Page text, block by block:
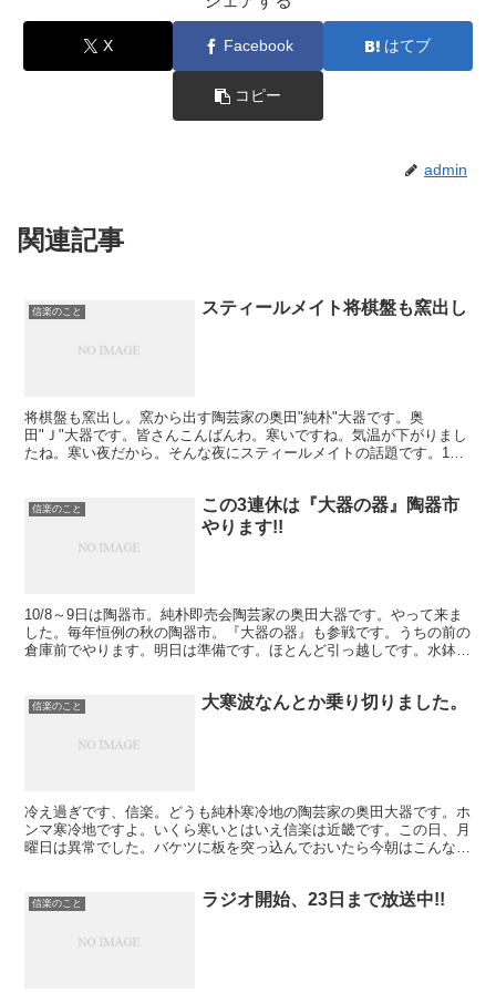
X Facebook はてブ
コピー
admin
関連記事
信楽のこと スティールメイト将棋盤も窯出し
将棋盤も窯出し。窯から出す陶芸家の奥田"純朴"大器です。奥
田"Ｊ"大器です。皆さんこんばんわ。寒いですね。気温が下がりまし
たね。寒い夜だから。そんな夜にスティールメイトの話題です。11
信楽のこと
この3連休は『大器の器』陶器市
やります!!
10/8～9日は陶器市。純朴即売会陶芸家の奥田大器です。やって来ま
した。毎年恒例の秋の陶器市。『大器の器』も参戦です。うちの前の
倉庫前でやります。明日は準備です。ほとんど引っ越しです。水鉢を
信楽のこと 大寒波なんとか乗り切りました。
冷え過ぎです、信楽。どうも純朴寒冷地の陶芸家の奥田大器です。ホ
ンマ寒冷地ですよ。いくら寒いとはいえ信楽は近畿です。この日、月
曜日は異常でした。バケツに板を突っ込んでおいたら今朝はこんな感
信楽のこと ラジオ開始、23日まで放送中!!